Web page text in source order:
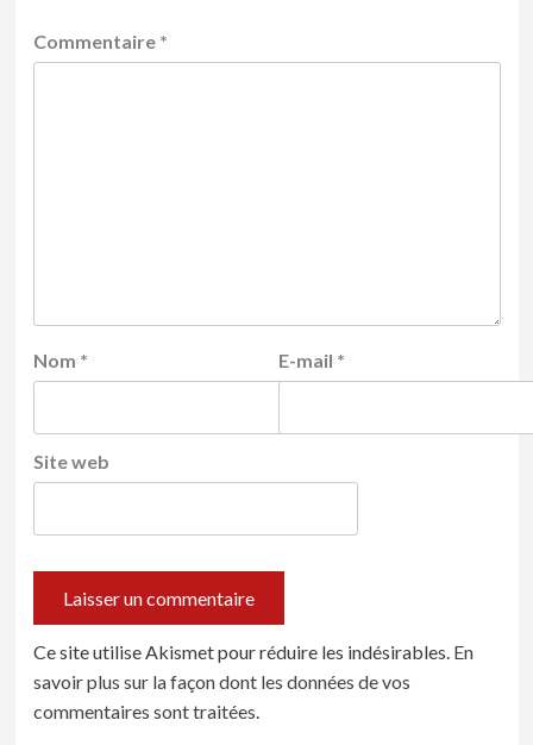
Commentaire *
Nom * E-mail *
Site web
Ce site utilise Akismet pour réduire les indésirables. En
savoir plus sur la façon dont les données de vos
commentaires sont traitées.